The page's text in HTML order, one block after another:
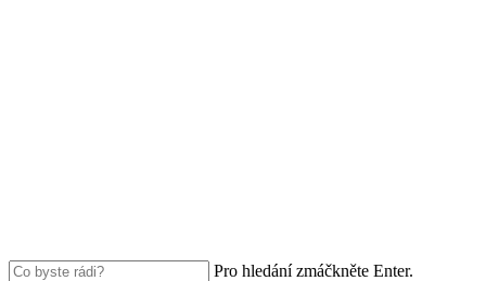
Pro hledání zmáčkněte Enter.